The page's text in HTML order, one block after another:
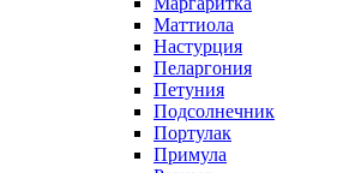
Маттиола
Настурция
Пеларгония
Петуния
Подсолнечник
Портулак
Примула